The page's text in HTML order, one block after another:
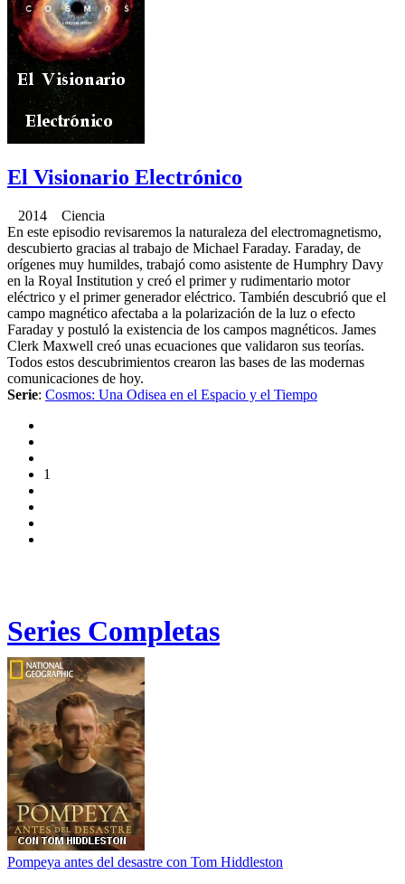
El Visionario Electrónico
2014 Ciencia
En este episodio revisaremos la naturaleza del electromagnetismo,
descubierto gracias al trabajo de Michael Faraday. Faraday, de
orígenes muy humildes, trabajó como asistente de Humphry Davy
en la Royal Institution y creó el primer y rudimentario motor
eléctrico y el primer generador eléctrico. También descubrió que el
campo magnético afectaba a la polarización de la luz o efecto
Faraday y postuló la existencia de los campos magnéticos. James
Clerk Maxwell creó unas ecuaciones que validaron sus teorías.
Todos estos descubrimientos crearon las bases de las modernas
comunicaciones de hoy.
Serie: Cosmos: Una Odisea en el Espacio y el Tiempo
1
Series Completas
Pompeya antes del desastre con Tom Hiddleston